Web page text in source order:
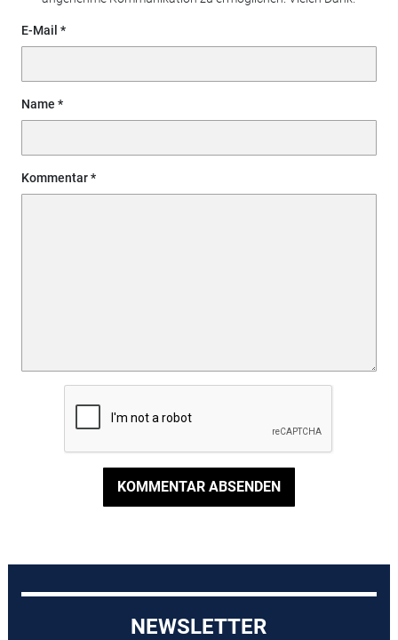
E-Mail
Name
Kommentar
KOMMENTAR ABSENDEN
NEWSLETTER